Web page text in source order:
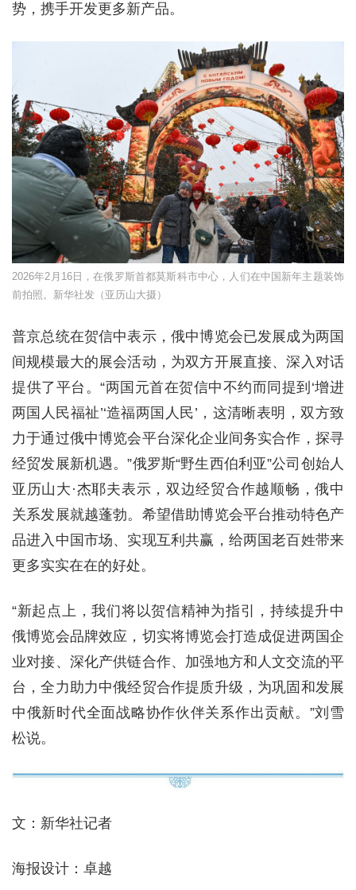
势，携手开发更多新产品。
2026年2月16日，在俄罗斯首都莫斯科市中心，人们在中国新年主题装饰
前拍照。新华社发（亚历山大摄）
普京总统在贺信中表示，俄中博览会已发展成为两国
间规模最大的展会活动，为双方开展直接、深入对话
提供了平台。“两国元首在贺信中不约而同提到‘增进
两国人民福祉’‘造福两国人民’，这清晰表明，双方致
力于通过俄中博览会平台深化企业间务实合作，探寻
经贸发展新机遇。”俄罗斯“野生西伯利亚”公司创始人
亚历山大·杰耶夫表示，双边经贸合作越顺畅，俄中
关系发展就越蓬勃。希望借助博览会平台推动特色产
品进入中国市场、实现互利共赢，给两国老百姓带来
更多实实在在的好处。
“新起点上，我们将以贺信精神为指引，持续提升中
俄博览会品牌效应，切实将博览会打造成促进两国企
业对接、深化产供链合作、加强地方和人文交流的平
台，全力助力中俄经贸合作提质升级，为巩固和发展
中俄新时代全面战略协作伙伴关系作出贡献。”刘雪
松说。
文：新华社记者
海报设计：卓越